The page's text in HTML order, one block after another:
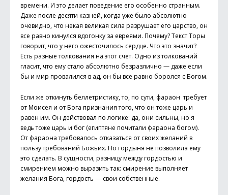
времени. И это делает поведение его особенно странным.
Даже после десяти казней, когда уже было абсолютно
очевидно, что некая великая сила разрушает его царство, он
все равно кинулся вдогонку за евреями. Почему? Текст Торы
говорит, что у него ожесточилось сердце. Что это значит?
Есть разные толкования на этот счет. Одно из толкований
гласит, что ему стало абсолютно безразлично — даже если
бы и мир провалился в ад, он бы все равно боролся с Богом.
Если же откинуть беллетристику, то, по сути, фараон требует
от Моисея и от Бога признания того, что он тоже царь и
равен им. Он действовал по логике: да, они сильны, но я
ведь тоже царь и бог (египтяне почитали фараона богом).
От фараона требовалось отказаться от своих желаний в
пользу требований Божьих. Но гордыня не позволила ему
это сделать. В сущности, разницу между гордостью и
смирением можно выразить так: смирение выполняет
желания Бога, гордость — свои собственные.